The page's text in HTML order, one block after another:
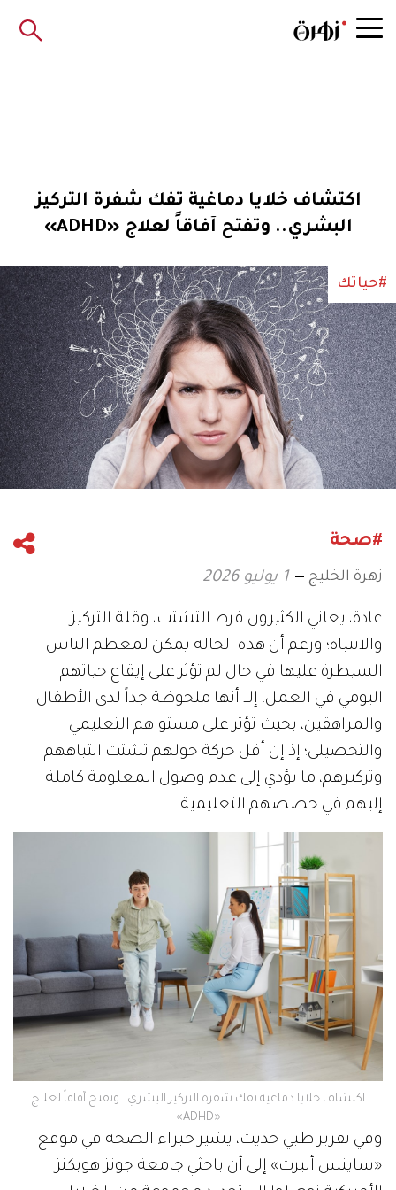
اكتشاف خلايا دماغية تفك شفرة التركيز
البشري.. وتفتح آفاقاً لعلاج «ADHD»
#حياتك
#صحة
زهرة الخليج 1 يوليو 2026
عادة، يعاني الكثيرون فرط التشتت، وقلة التركيز
والانتباه؛ ورغم أن هذه الحالة يمكن لمعظم الناس
السيطرة عليها في حال لم تؤثر على إيقاع حياتهم
اليومي في العمل، إلا أنها ملحوظة جداً لدى الأطفال
والمراهقين، بحيث تؤثر على مستواهم التعليمي
والتحصيلي؛ إذ إن أقل حركة حولهم تشتت انتباههم
وتركيزهم، ما يؤدي إلى عدم وصول المعلومة كاملة
إليهم في حصصهم التعليمية.
اكتشاف خلايا دماغية تفك شفرة التركيز البشري.. وتفتح آفاقاً لعلاج
«ADHD»
وفي تقرير طبي حديث، يشير خبراء الصحة في موقع
«ساينس أليرت» إلى أن باحثي جامعة جونز هوبكنز